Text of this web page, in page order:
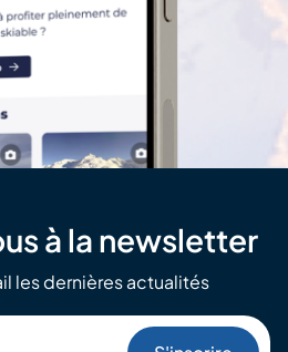
à la newsletter
les dernières actualités